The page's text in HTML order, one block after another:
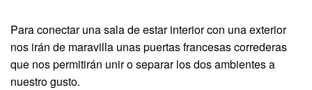
Para conectar una sala de estar interior con una exterior
nos irán de maravilla unas puertas francesas correderas
que nos permitirán unir o separar los dos ambientes a
nuestro gusto.